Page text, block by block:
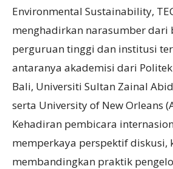
Environmental Sustainability,
menghadirkan narasumber dari
perguruan tinggi dan institusi
antaranya akademisi dari
Bali, Universiti Sultan Zainal
serta University of New Orleans
Kehadiran pembicara
memperkaya perspektif diskusi,
membandingkan praktik